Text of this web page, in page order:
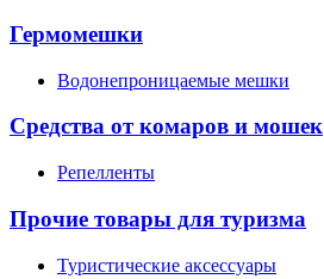
Гермомешки
Водонепроницаемые мешки
Средства от комаров и мошек
Репелленты
Прочие товары для туризма
Туристические аксессуары